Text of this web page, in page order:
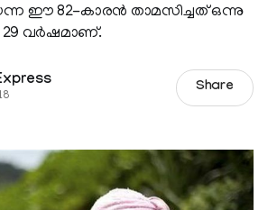
ഈ 82-കാരന്‍ താമസിച്ചത് ഒന്നു
29 വര്‍ഷമാണ്.
Share